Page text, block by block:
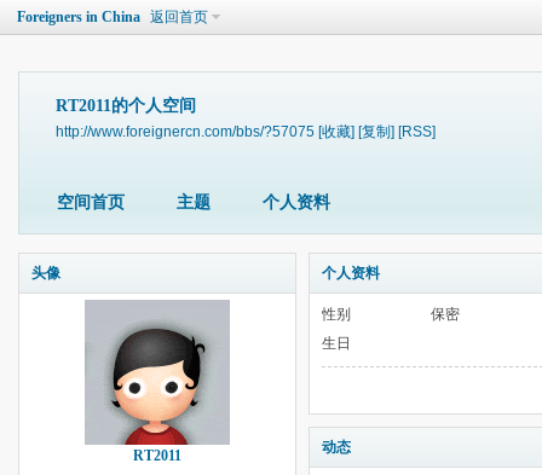
Foreigners in China 返回首页
RT2011的个人空间
http://www.foreignercn.com/bbs/?57075 [收藏] [复制] [RSS]
空间首页 主题 个人资料
头像
RT2011
个人资料
性别
保密
生日
动态